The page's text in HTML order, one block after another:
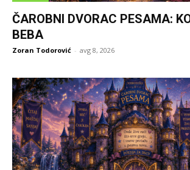
ČAROBNI DVORAC PESAMA:
BEBA
Zoran Todorović - avg 8, 2026